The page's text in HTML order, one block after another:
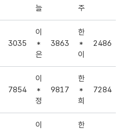
늘
주
3035
이
*
은
3863
한
*
이
2486
7854
이
*
정
9817
한
*
희
7284
이
한